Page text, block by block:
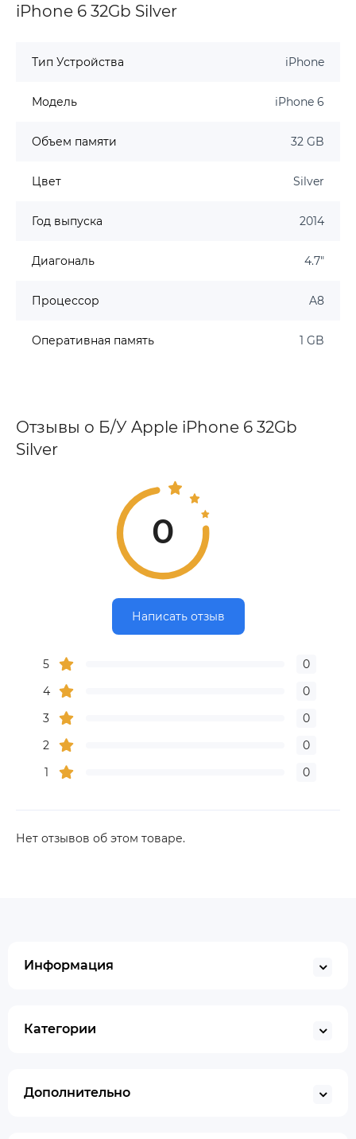
iPhone 6 32Gb Silver
Тип Устройства iPhone
Модель iPhone 6
Объем памяти 32 GB
Цвет Silver
Год выпуска 2014
Диагональ 4.7"
Процессор A8
Оперативная память 1 GB
Отзывы о Б/У Apple iPhone 6 32Gb
Silver
0
Написать отзыв
5
0
4
0
3
0
2
0
1
0
Нет отзывов об этом товаре.
Информация
Категории
Дополнительно